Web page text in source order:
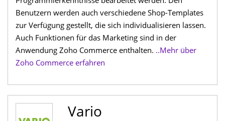
Benutzern werden auch verschiedene Shop-Templates
zur Verfügung gestellt, die sich individualisieren lassen.
Auch Funktionen für das Marketing sind in der
Anwendung Zoho Commerce enthalten. ..Mehr über
Zoho Commerce erfahren
Vario